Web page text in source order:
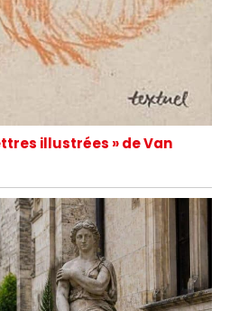
illustrées » de Van